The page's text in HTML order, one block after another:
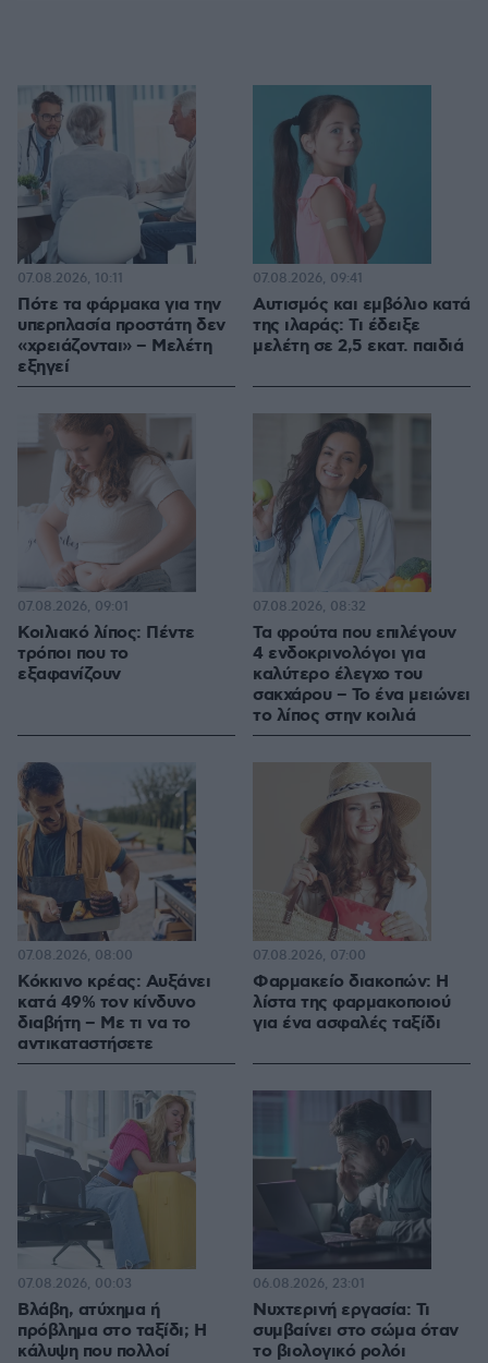
Πότε τα φάρμακα για την
υπερπλασία προστάτη δεν
«χρειάζονται» – Μελέτη
εξηγεί
07.08.2026, 10:11
Αυτισμός και εμβόλιο κατά
της ιλαράς: Τι έδειξε
μελέτη σε 2,5 εκατ. παιδιά
07.08.2026, 09:41
Κοιλιακό λίπος: Πέντε
τρόποι που το
εξαφανίζουν
07.08.2026, 09:01
Τα φρούτα που επιλέγουν
4 ενδοκρινολόγοι για
καλύτερο έλεγχο του
σακχάρου – Το ένα μειώνει
το λίπος στην κοιλιά
07.08.2026, 08:32
Κόκκινο κρέας: Αυξάνει
κατά 49% τον κίνδυνο
διαβήτη – Με τι να το
αντικαταστήσετε
07.08.2026, 08:00
Φαρμακείο διακοπών: Η
λίστα της φαρμακοποιού
για ένα ασφαλές ταξίδι
07.08.2026, 07:00
Βλάβη, ατύχημα ή
πρόβλημα στο ταξίδι; Η
κάλυψη που πολλοί
07.08.2026, 00:03
Νυχτερινή εργασία: Τι
συμβαίνει στο σώμα όταν
το βιολογικό ρολόι
06.08.2026, 23:01